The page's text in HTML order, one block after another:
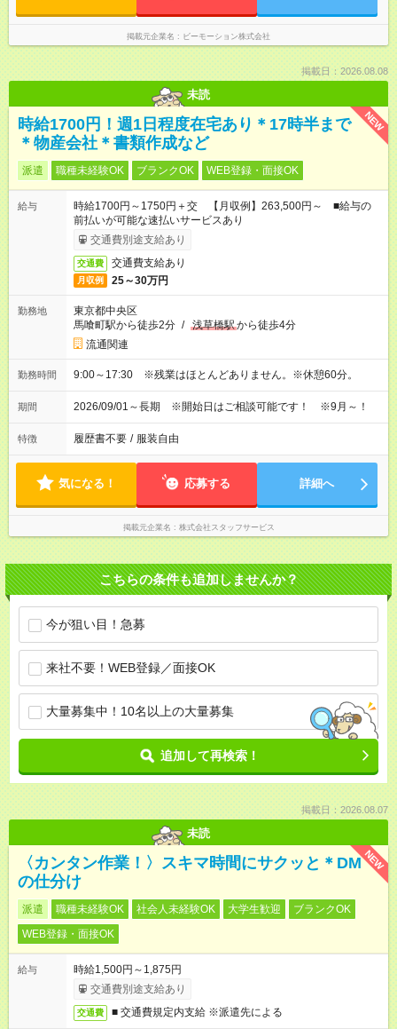
掲載元企業名 ビーモーション株式会社
掲載日：2026.08.08
未読
NEW
時給1700円！週1日程度在宅あり＊17時半まで
＊物産会社＊書類作成など
派遣 職種未経験OK ブランクOK WEB登録・面接OK
給与
時給1700円～1750円＋交 【月収例】263,500円～ ■給与の
前払いが可能な速払いサービスあり
交通費別途支給あり
交通費 交通費支給あり
月収例 25～30万円
勤務地
東京都中央区
馬喰町駅から徒歩2分 / 浅草橋駅から徒歩4分
流通関連
勤務時間 9:00～17:30 ※残業はほとんどありません。※休憩60分。
期間 2026/09/01～長期 ※開始日はご相談可能です！ ※9月～！
特徴 履歴書不要 / 服装自由
気になる！ 応募する 詳細へ
掲載元企業名 株式会社スタッフサービス
こちらの条件も追加しませんか？
今が狙い目！急募
来社不要！WEB登録／面接OK
大量募集中！10名以上の大量募集
追加して再検索！
掲載日：2026.08.07
未読
NEW
〈カンタン作業！〉スキマ時間にサクッと＊DM
の仕分け
派遣 職種未経験OK 社会人未経験OK 大学生歓迎
ブランクOK
WEB登録・面接OK
給与
時給1,500円～1,875円
交通費別途支給あり
交通費 ■ 交通費規定内支給 ※派遣先による